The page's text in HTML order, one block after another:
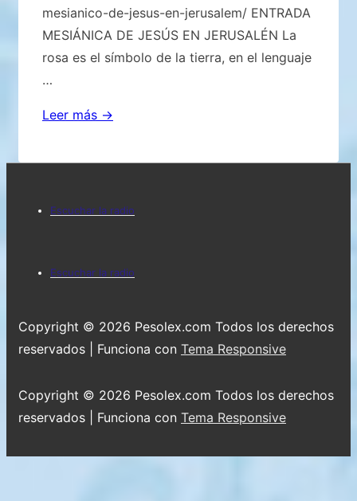
mesianico-de-jesus-en-jerusalem/ ENTRADA
MESIÁNICA DE JESÚS EN JERUSALÉN La
rosa es el símbolo de la tierra, en el lenguaje
…
LA
EN
Leer más →
Menú
pie
página
Escuchar la radio
Menú
pie
de
página
Escuchar la radio
Copyright © 2026 Pesolex.com Todos los derechos
reservados
| Funciona con Tema Responsive
Copyright © 2026 Pesolex.com Todos los derechos
reservados
| Funciona con Tema Responsive